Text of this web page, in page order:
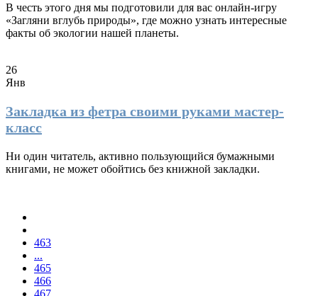
В честь этого дня мы подготовили для вас онлайн-игру
«Загляни вглубь природы», где можно узнать интересные
факты об экологии нашей планеты.
26
Янв
Закладка из фетра своими руками мастер-
класс
Ни один читатель, активно пользующийся бумажными
книгами, не может обойтись без книжной закладки.
463
...
465
466
467